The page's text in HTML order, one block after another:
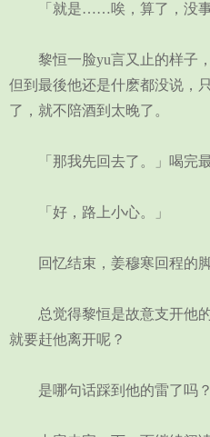
「就是……唉，算了，没事
黎恒一脸yu言又止的样子，
但到最後他还是什麽都没说，
了，就不陪酒到太晚了。
「那我先回去了。」喝完最
「好，路上小心。」
回忆结束，姜穆寒回程的脚
总觉得黎恒是故意支开他的
就要赶他离开呢？
是哪句话踩到他的雷了吗？